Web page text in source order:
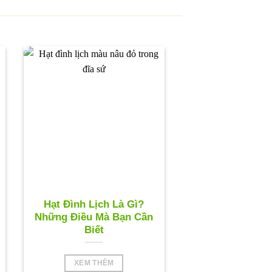
Hạt Đình Lịch Là Gì?
Những Điều Mà Bạn Cần
Biết
XEM THÊM